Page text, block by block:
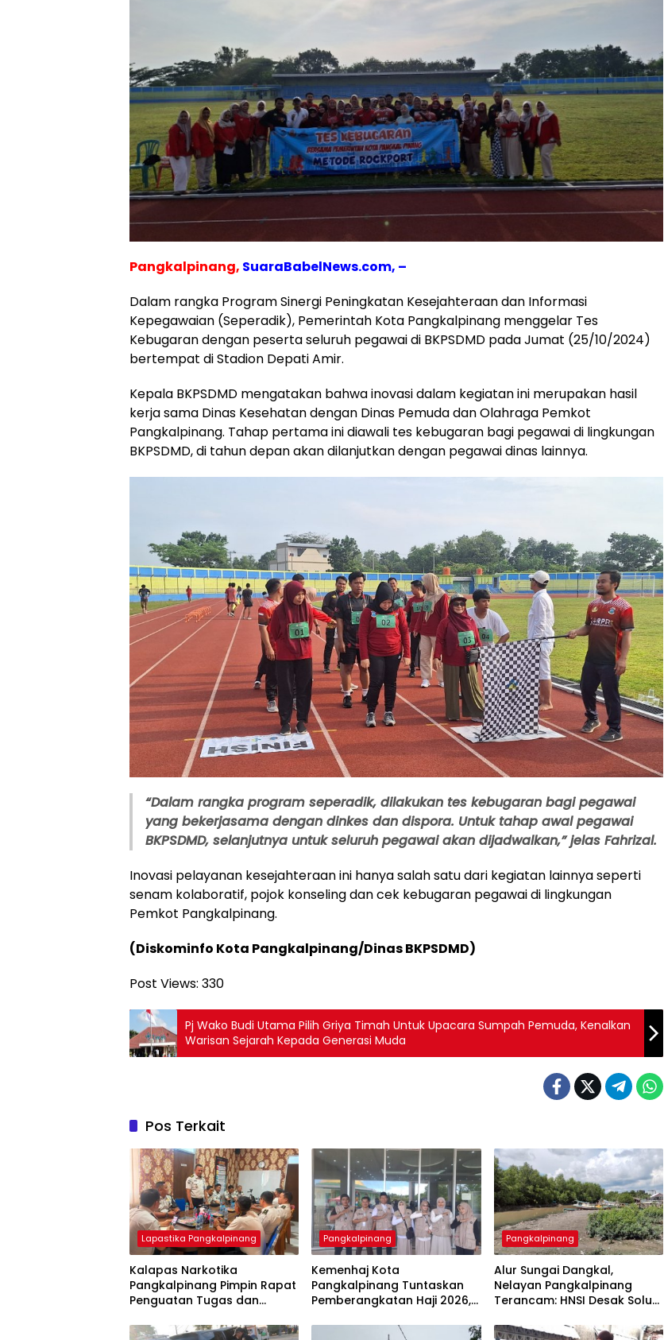
Pangkalpinang, SuaraBabelNews.com, –
Dalam rangka Program Sinergi Peningkatan Kesejahteraan dan Informasi
Kepegawaian (Seperadik), Pemerintah Kota Pangkalpinang menggelar Tes
Kebugaran dengan peserta seluruh pegawai di BKPSDMD pada Jumat (25/10/2024)
bertempat di Stadion Depati Amir.
Kepala BKPSDMD mengatakan bahwa inovasi dalam kegiatan ini merupakan hasil
kerja sama Dinas Kesehatan dengan Dinas Pemuda dan Olahraga Pemkot
Pangkalpinang. Tahap pertama ini diawali tes kebugaran bagi pegawai di lingkungan
BKPSDMD, di tahun depan akan dilanjutkan dengan pegawai dinas lainnya.
“Dalam rangka program seperadik, dilakukan tes kebugaran bagi pegawai
yang bekerjasama dengan dinkes dan dispora. Untuk tahap awal pegawai
BKPSDMD, selanjutnya untuk seluruh pegawai akan dijadwalkan,” jelas Fahrizal.
Inovasi pelayanan kesejahteraan ini hanya salah satu dari kegiatan lainnya seperti
senam kolaboratif, pojok konseling dan cek kebugaran pegawai di lingkungan
Pemkot Pangkalpinang.
(Diskominfo Kota Pangkalpinang/Dinas BKPSDMD)
Post Views: 330
Pj Wako Budi Utama Pilih Griya Timah Untuk Upacara Sumpah Pemuda, Kenalkan
Warisan Sejarah Kepada Generasi Muda
Pos Terkait
Lapastika Pangkalpinang
Kalapas Narkotika
Pangkalpinang Pimpin Rapat
Penguatan Tugas dan
15 Program Aksi Kementerian
Pangkalpinang
Kemenhaj Kota
Pangkalpinang Tuntaskan
Pemberangkatan Haji 2026,
Jemaah Palembang
Pangkalpinang
Alur Sungai Dangkal,
Nelayan Pangkalpinang
Terancam: HNSI Desak Solusi